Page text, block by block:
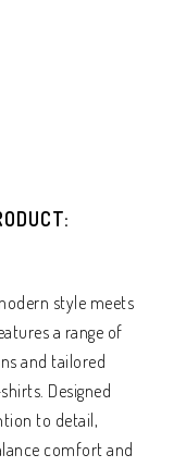
style meets
a range of
and tailored
Designed
to detail,
comfort and